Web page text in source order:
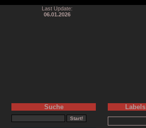
Last Update:
06.01.2026
Suche Labels